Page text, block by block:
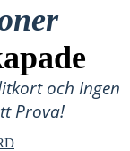
och Ingen
Prova!